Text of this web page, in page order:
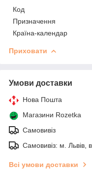
Код
Призначення
Країна-календар
Приховати
Умови доставки
Нова Пошта
Магазини Rozetka
Самовивіз
Самовивіз: м. Львів,
Всі умови доставки